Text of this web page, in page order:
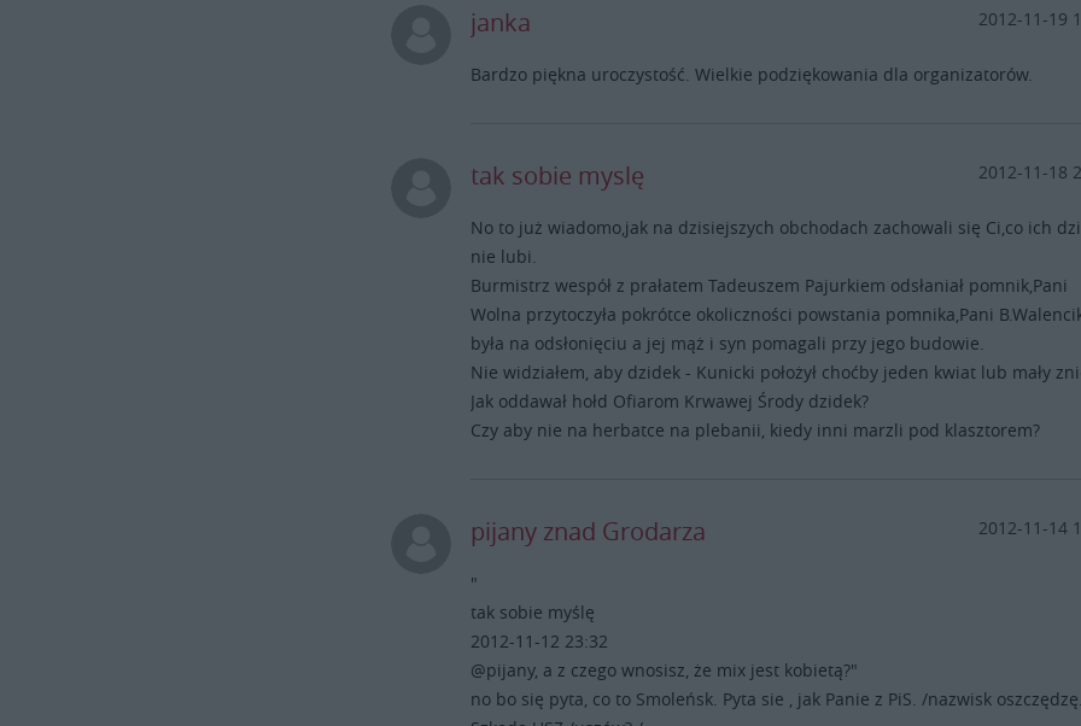
janka 2012-11-19
Bardzo piękna uroczystość. Wielkie podziękowania dla organizatorów.
tak sobie myslę 2012-11-18
No to już wiadomo,jak na dzisiejszych obchodach zachowali się Ci,co ich
nie lubi.
Burmistrz wespół z prałatem Tadeuszem Pajurkiem odsłaniał pomnik,Pani
Wolna przytoczyła pokrótce okoliczności powstania pomnika,Pani
była na odsłonięciu a jej mąż i syn pomagali przy jego budowie.
Nie widziałem, aby dzidek - Kunicki położył choćby jeden kwiat lub mały
Jak oddawał hołd Ofiarom Krwawej Środy dzidek?
Czy aby nie na herbatce na plebanii, kiedy inni marzli pod klasztorem?
pijany znad Grodarza 2012-11-14
"
tak sobie myślę
2012-11-12 23:32
@pijany, a z czego wnosisz, że mix jest kobietą?"
no bo się pyta, co to Smoleńsk. Pyta sie , jak Panie z PiS. /nazwisk oszczędzę.